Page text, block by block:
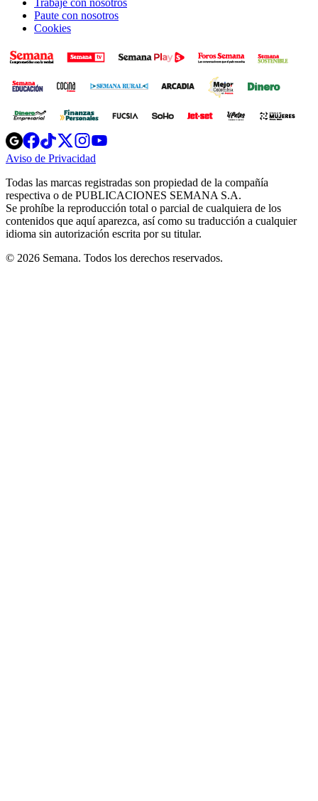
Paute con nosotros
Cookies
Opens
in
new
Opens
in
new
Opens
in
new
window
Opens
new
windowwindow
Aviso de Privacidad
new
window
Todas las marcas registradas son propiedad de la compañía
respectiva o de PUBLICACIONES SEMANA S.A.
Se prohíbe la reproducción total o parcial de cualquiera de los
contenidos que aquí aparezca, así como su traducción a cualquier
idioma sin autorización escrita por su titular.
© 2026 Semana. Todos los derechos reservados.